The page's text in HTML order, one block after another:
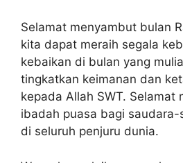
Selamat menyambut bulan
kita dapat meraih segala
kebaikan di bulan yang
tingkatkan keimanan dan
kepada Allah SWT. Selamat
ibadah puasa bagi saudara-
di seluruh penjuru dunia.